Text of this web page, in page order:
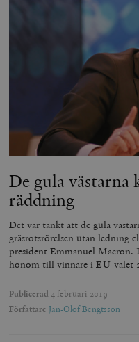
De gula västarna
räddning
Det var tänkt att de gula
gräsrotsrörelsen utan ledning
president Emmanuel Macron.
honom till vinnare i EU-valet
Publicerad 4 februari 2019
Författare Jan-Olof Bengtsson